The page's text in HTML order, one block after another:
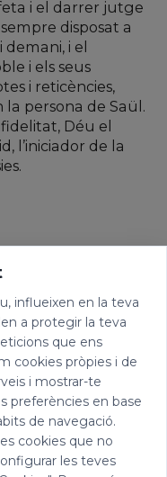
i el darrer jutge
disposat a
i el
i els seus
i reticències,
persona de Saül.
Déu el
l’iniciador de la
influeixen en la teva
a protegir la teva
que ens
cookies pròpies i de
i mostrar-te
preferències en base
de navegació.
cookies que no
les teves